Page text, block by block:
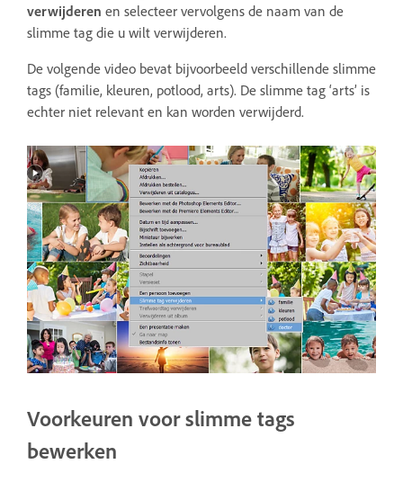
verwijderen en selecteer vervolgens de naam van de
slimme tag die u wilt verwijderen.
De volgende video bevat bijvoorbeeld verschillende slimme
tags (familie, kleuren, potlood, arts). De slimme tag ‘arts’ is
echter niet relevant en kan worden verwijderd.
Voorkeuren voor slimme tags
bewerken